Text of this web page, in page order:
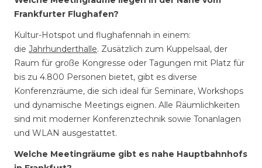
Frankfurter Flughafen?
Kultur-Hotspot und flughafennah in einem:
die Jahrhunderthalle. Zusätzlich zum Kuppelsaal, der
Raum für große Kongresse oder Tagungen mit Platz für
bis zu 4.800 Personen bietet, gibt es diverse
Konferenzräume, die sich ideal für Seminare, Workshops
und dynamische Meetings eignen. Alle Räumlichkeiten
sind mit moderner Konferenztechnik sowie Tonanlagen
und WLAN ausgestattet.
Welche Meetingräume gibt es nahe Hauptbahnhofs